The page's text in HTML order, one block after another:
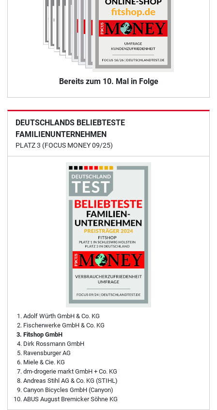
Bereits zum 10. Mal in Folge
DEUTSCHLANDS BELIEBTESTE
FAMILIENUNTERNEHMEN
PLATZ 3 (FOCUS MONEY 09/25)
Adolf Würth GmbH & Co. KG
Fischerwerke GmbH & Co. KG
Fitshop GmbH
Dirk Rossmann GmbH
Ravensburger AG
Miele & Cie. KG
dm-drogerie markt GmbH + Co. KG
Andreas Stihl AG & Co. KG (STIHL)
Canyon Bicycles GmbH (Canyon)
ABUS August Bremicker Söhne KG